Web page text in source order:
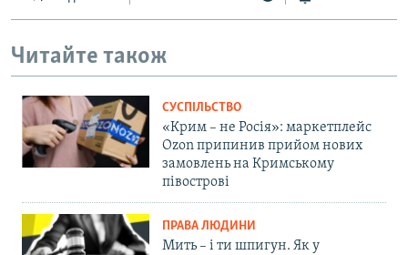
Читайте також
СУСПІЛЬСТВО
«Крим – не Росія»: маркетплейс
Ozon припинив прийом нових
замовлень на Кримському
півострові
ПРАВА ЛЮДИНИ
Мить – і ти шпигун. Як у